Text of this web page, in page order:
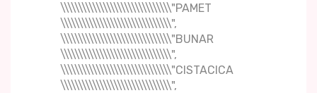
\\\\\\\\\\\\\\\\\\\\\\\\\\\\\\\"PAMET
\\\\\\\\\\\\\\\\\\\\\\\\\\\\\\\",
\\\\\\\\\\\\\\\\\\\\\\\\\\\\\\\"BUNAR
\\\\\\\\\\\\\\\\\\\\\\\\\\\\\\\",
\\\\\\\\\\\\\\\\\\\\\\\\\\\\\\\"CISTACICA
\\\\\\\\\\\\\\\\\\\\\\\\\\\\\\\",